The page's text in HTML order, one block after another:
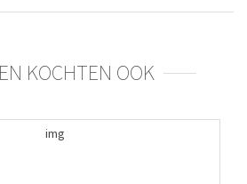
KOCHTEN OOK